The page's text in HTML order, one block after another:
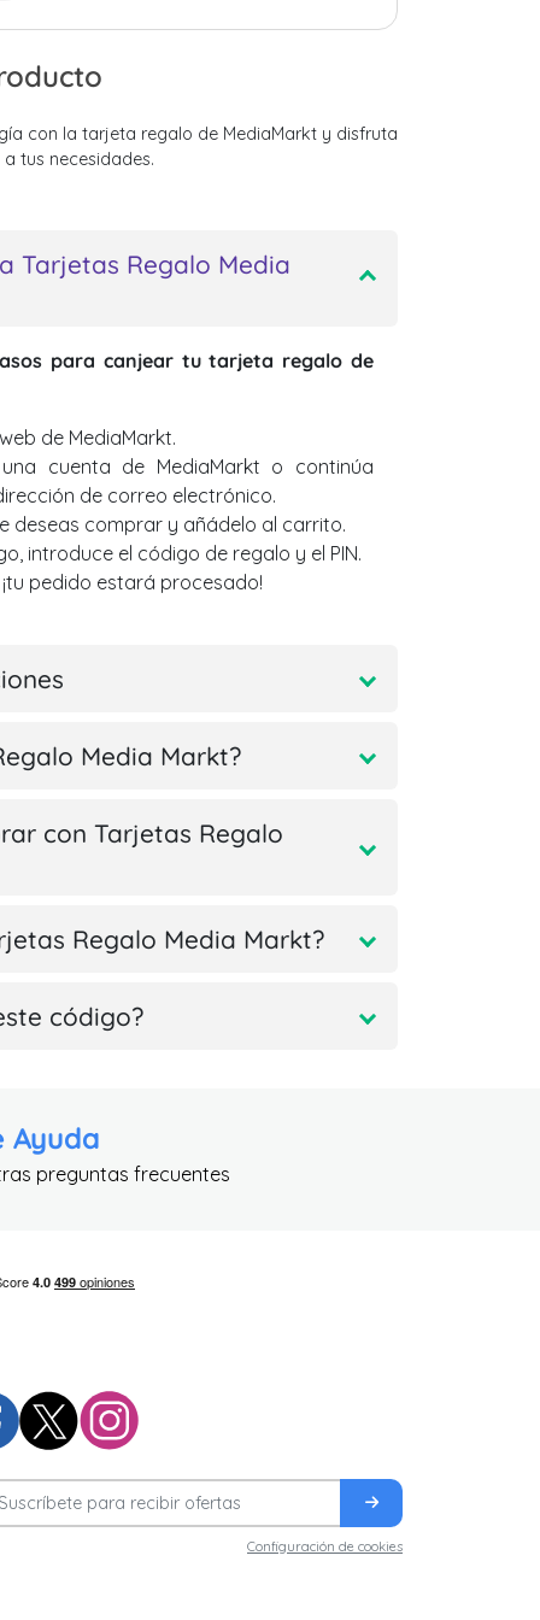
con la tarjeta regalo de MediaMarkt y disfruta
tus necesidades.
Tarjetas Regalo Media
para canjear tu tarjeta regalo de
de MediaMarkt.
cuenta de MediaMarkt o continúa
de correo electrónico.
deseas comprar y añádelo al carrito.
introduce el código de regalo y el PIN.
pedido estará procesado!
Media Markt?
con Tarjetas Regalo
Regalo Media Markt?
código?
Ayuda
preguntas frecuentes
Configuración de cookies